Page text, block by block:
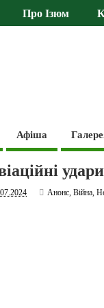
Про Ізюм
Афіша
Анонс,Війна,